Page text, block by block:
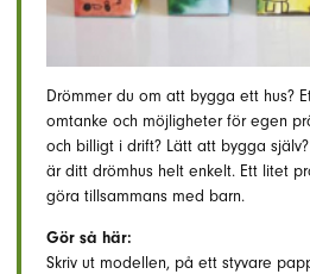
Drömmer du om att bygga ett hus?
omtanke och möjligheter för egen
och billigt i drift? Lätt att bygga
är ditt drömhus helt enkelt. Ett litet
göra tillsammans med barn.
Gör så här:
Skriv ut modellen, på ett styvare